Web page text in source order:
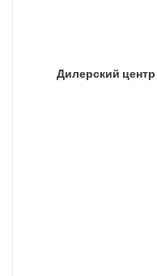
Дилерский центр